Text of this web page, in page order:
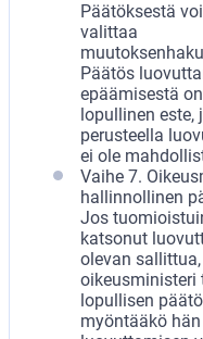
Päätöksestä
valittaa
Päätös
epäämisestä on
lopullinen este,
perusteella
ei ole
Vaihe 7.
hallinnollinen
Jos
katsonut
olevan sallittua,
oikeusministeri
lopullisen
myöntääkö hän